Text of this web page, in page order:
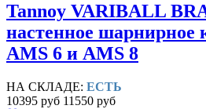
Tannoy VARIBALL
настенное шарнирное
AMS 6 и AMS 8
НА СКЛАДЕ: ЕСТЬ
10395 руб 11550 руб